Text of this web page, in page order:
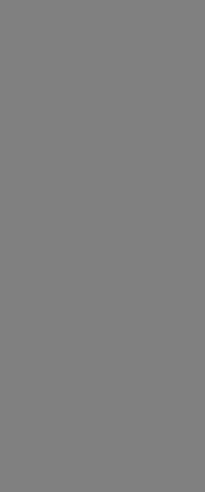
zażądać ich poprawienia lub
techniczne zrealizowanie Twoich praw
umożliwia Ci skasowanie tych plików -